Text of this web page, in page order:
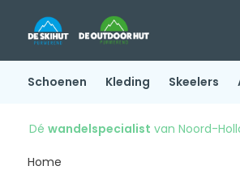
Schoenen Kleding Skeelers
Dé wandelspecialist van Noord-
Home